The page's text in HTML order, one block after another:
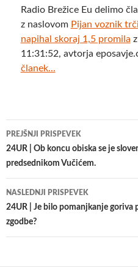
Radio Brežice Eu delimo
z naslovom Pijan voznik
napihal skoraj 1,5 promila
11:31:52, avtorja
članek...
Krmarjenje
po
prispevkih
PREJŠNJI PRISPEVEK
24UR | Ob koncu obiska se je
predsednikom Vučićem.
NASLEDNJI PRISPEVEK
24UR | Je bilo pomanjkanje goriva
zgodbe?